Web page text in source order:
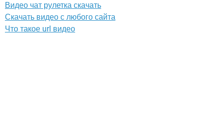
Видео чат рулетка скачать
Скачать видео с любого сайта
Что такое url видео